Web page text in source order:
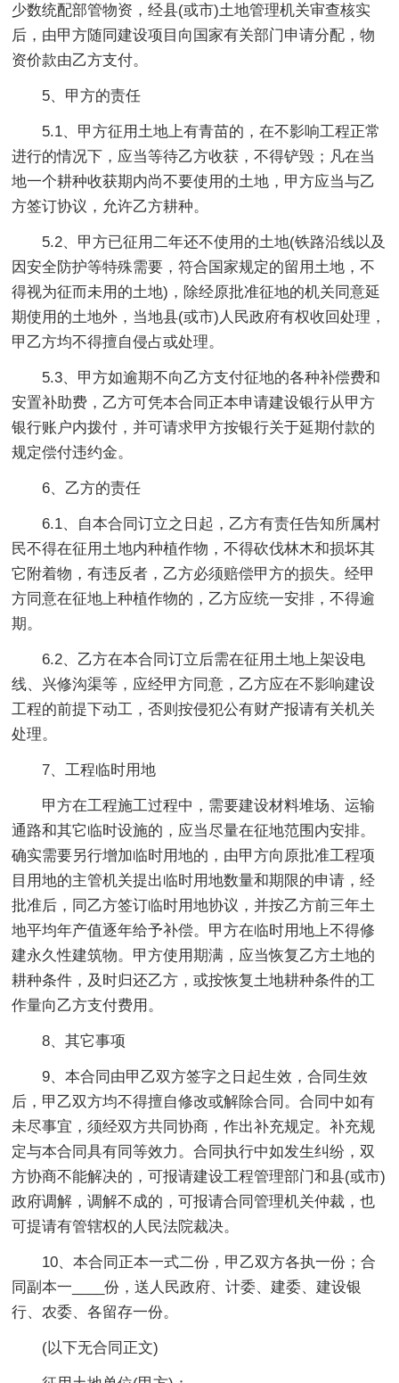
少数统配部管物资，经县(或市)土地管理机关审查核实
后，由甲方随同建设项目向国家有关部门申请分配，物
资价款由乙方支付。
5、甲方的责任
5.1、甲方征用土地上有青苗的，在不影响工程正常
进行的情况下，应当等待乙方收获，不得铲毁；凡在当
地一个耕种收获期内尚不要使用的土地，甲方应当与乙
方签订协议，允许乙方耕种。
5.2、甲方已征用二年还不使用的土地(铁路沿线以及
因安全防护等特殊需要，符合国家规定的留用土地，不
得视为征而未用的土地)，除经原批准征地的机关同意延
期使用的土地外，当地县(或市)人民政府有权收回处理，
甲乙方均不得擅自侵占或处理。
5.3、甲方如逾期不向乙方支付征地的各种补偿费和
安置补助费，乙方可凭本合同正本申请建设银行从甲方
银行账户内拨付，并可请求甲方按银行关于延期付款的
规定偿付违约金。
6、乙方的责任
6.1、自本合同订立之日起，乙方有责任告知所属村
民不得在征用土地内种植作物，不得砍伐林木和损坏其
它附着物，有违反者，乙方必须赔偿甲方的损失。经甲
方同意在征地上种植作物的，乙方应统一安排，不得逾
期。
6.2、乙方在本合同订立后需在征用土地上架设电
线、兴修沟渠等，应经甲方同意，乙方应在不影响建设
工程的前提下动工，否则按侵犯公有财产报请有关机关
处理。
7、工程临时用地
甲方在工程施工过程中，需要建设材料堆场、运输
通路和其它临时设施的，应当尽量在征地范围内安排。
确实需要另行增加临时用地的，由甲方向原批准工程项
目用地的主管机关提出临时用地数量和期限的申请，经
批准后，同乙方签订临时用地协议，并按乙方前三年土
地平均年产值逐年给予补偿。甲方在临时用地上不得修
建永久性建筑物。甲方使用期满，应当恢复乙方土地的
耕种条件，及时归还乙方，或按恢复土地耕种条件的工
作量向乙方支付费用。
8、其它事项
9、本合同由甲乙双方签字之日起生效，合同生效
后，甲乙双方均不得擅自修改或解除合同。合同中如有
未尽事宜，须经双方共同协商，作出补充规定。补充规
定与本合同具有同等效力。合同执行中如发生纠纷，双
方协商不能解决的，可报请建设工程管理部门和县(或市)
政府调解，调解不成的，可报请合同管理机关仲裁，也
可提请有管辖权的人民法院裁决。
10、本合同正本一式二份，甲乙双方各执一份；合
同副本一____份，送人民政府、计委、建委、建设银
行、农委、各留存一份。
(以下无合同正文)